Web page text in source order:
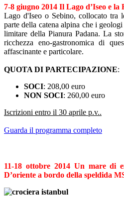
7-8 giugno 2014 Il Lago d’Iseo e la
Lago d'Iseo o Sebino, collocato tra
parte della catena alpina che i
limitare della Pianura Padana. La
ricchezza eno-gastronomica di
affascinante e particolare.
QUOTA DI PARTECIPAZIONE:
SOCI: 208,00 euro
NON SOCI: 260,00 euro
Iscrizioni entro il 30 aprile p.v..
Guarda il programma completo
11-18 ottobre 2014 Un mare di
D’oriente a bordo della speldida